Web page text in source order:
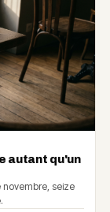
autant qu'un
seize